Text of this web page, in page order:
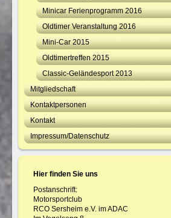
Minicar Ferienprogramm 2016
Oldtimer Veranstaltung 2016
Mini-Car 2015
Oldtimertreffen 2015
Classic-Geländesport 2013
Mitgliedschaft
Kontaktpersonen
Kontakt
Impressum/Datenschutz
Hier finden Sie uns
Postanschrift:
Motorsportclub
RCO Sersheim e.V. im ADAC